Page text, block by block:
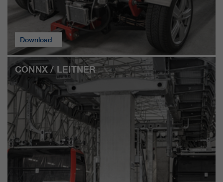
Download
CONNX / LEITNER
https://policies.google.com/privacy.
Gesammelte nicht
personenbezogene Daten werden
verwendet, um Berichte über die
Nutzung der Website zu erstellen,
die uns helfen, unsere Websites /
Apps zu verbessern. Diese
Informationen werden auch an
unsere Kunden / Partner
weitergegeben.